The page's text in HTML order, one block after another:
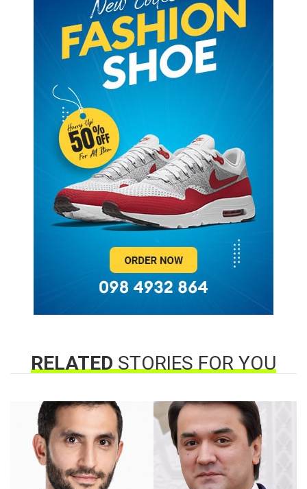
RELATEDSTORIES FOR YOU